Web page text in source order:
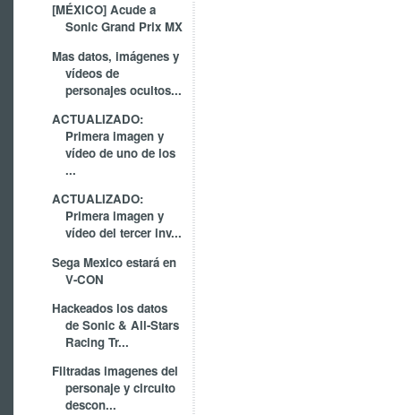
[MÉXICO] Acude a
Sonic Grand Prix MX
Mas datos, imágenes y
vídeos de
personajes ocultos...
ACTUALIZADO:
Primera imagen y
vídeo de uno de los
...
ACTUALIZADO:
Primera imagen y
vídeo del tercer inv...
Sega Mexico estará en
V-CON
Hackeados los datos
de Sonic & All-Stars
Racing Tr...
Filtradas imagenes del
personaje y circuito
descon...